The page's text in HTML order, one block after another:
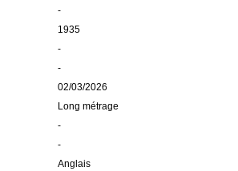
-
1935
-
-
02/03/2026
Long métrage
-
-
Anglais